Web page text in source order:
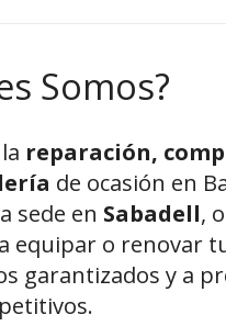
Somos?
reparación,
de ocasión en
sede en Sabadell,
equipar o renovar
garantizados y a